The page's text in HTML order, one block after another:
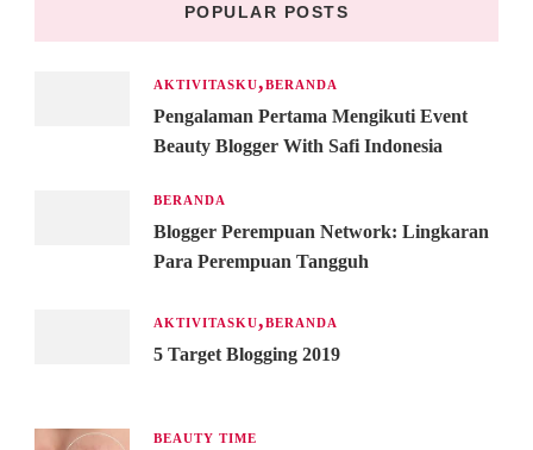
POPULAR POSTS
AKTIVITASKU BERANDA
Pengalaman Pertama Mengikuti Event
Beauty Blogger With Safi Indonesia
BERANDA
Blogger Perempuan Network: Lingkaran
Para Perempuan Tangguh
AKTIVITASKU BERANDA
5 Target Blogging 2019
BEAUTY TIME